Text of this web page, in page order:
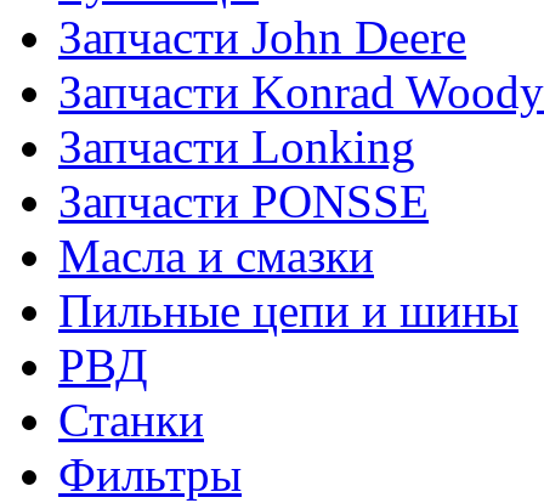
Запчасти John Deere
Запчасти Konrad Woody
Запчасти Lonking
Запчасти PONSSE
Масла и смазки
Пильные цепи и шины
РВД
Станки
Фильтры